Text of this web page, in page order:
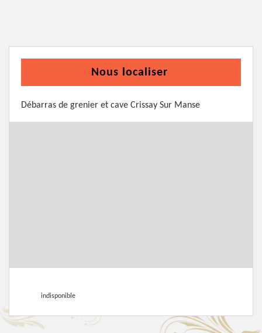
Nous localiser
Débarras de grenier et cave Crissay Sur Manse
indisponible